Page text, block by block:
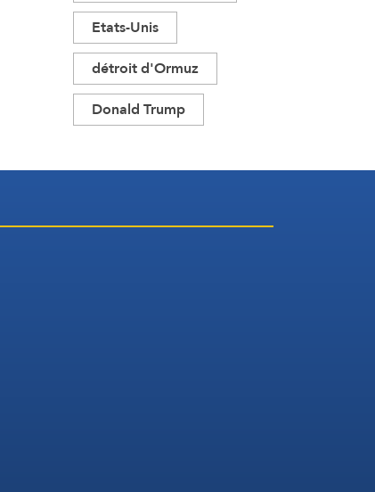
Etats-Unis
détroit d'Ormuz
Donald Trump